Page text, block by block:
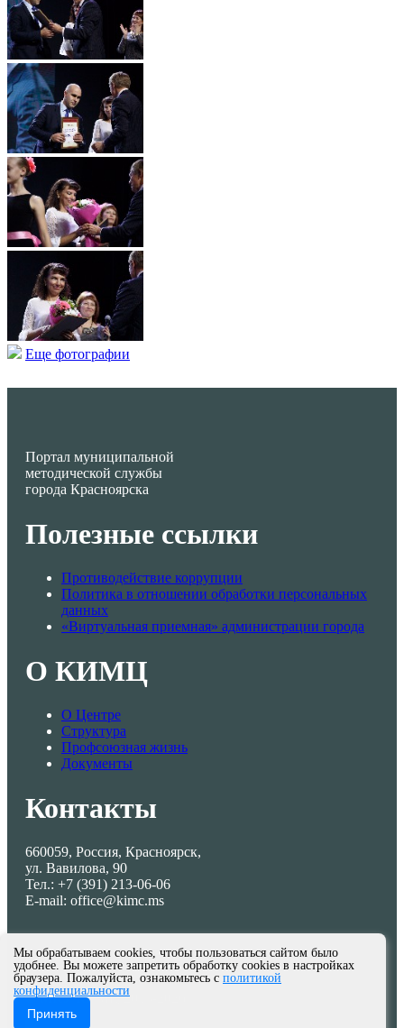
Еще фотографии
Портал муниципальной
методической службы
города Красноярска
Полезные ссылки
Противодействие коррупции
Политика в отношении обработки персональных
данных
«Виртуальная приемная» администрации города
О КИМЦ
О Центре
Структура
Профсоюзная жизнь
Документы
Контакты
660059, Россия, Красноярск,
ул. Вавилова, 90
Тел.: +7 (391) 213-06-06
E-mail: office@kimc.ms
© МКУ КИМЦ 2013-2026
Мы обрабатываем cookies, чтобы пользоваться сайтом было
удобнее. Вы можете запретить обработку cookies в настройках
браузера. Пожалуйста, ознакомьтесь с политикой
конфиденциальности
Принять